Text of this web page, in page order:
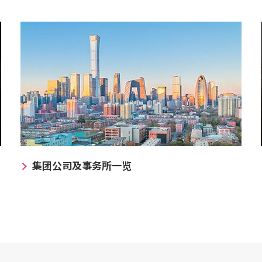
集团公司及事务所一览